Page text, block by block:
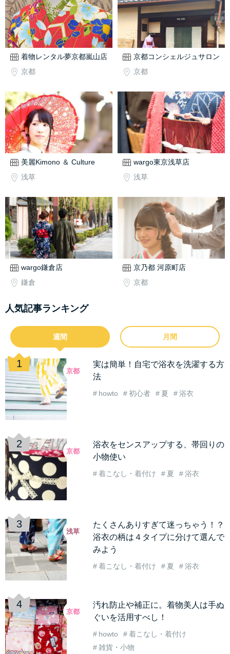
着物レンタル夢京都嵐山店
京都
京都コンシェルジュサロン
京都
美麗Kimono ＆ Culture
浅草
wargo東京浅草店
浅草
wargo鎌倉店
鎌倉
京乃都 河原町店
京都
人気記事ランキング
週間 月間
実は簡単！自宅で浴衣を洗濯する方
法
howto 初心者 夏 浴衣
京都
浴衣をセンスアップする、帯回りの
小物使い
着こなし・着付け 夏 浴衣
京都
たくさんありすぎて迷っちゃう！？
浴衣の柄は４タイプに分けて選んで
みよう
着こなし・着付け 夏 浴衣
浅草
汚れ防止や補正に。着物美人は手ぬ
ぐいを活用すべし！
howto
着こなし・着付け
雑貨・小物
京都